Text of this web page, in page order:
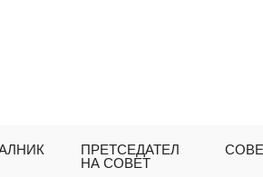
ПРЕТСЕДАТЕЛ
НА СОВЕТ
6000 ЕВРА ПОРАДИ ГЛАСНА